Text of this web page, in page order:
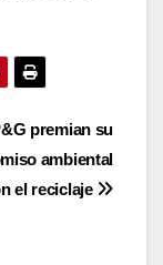
premian su
ambiental
el reciclaje